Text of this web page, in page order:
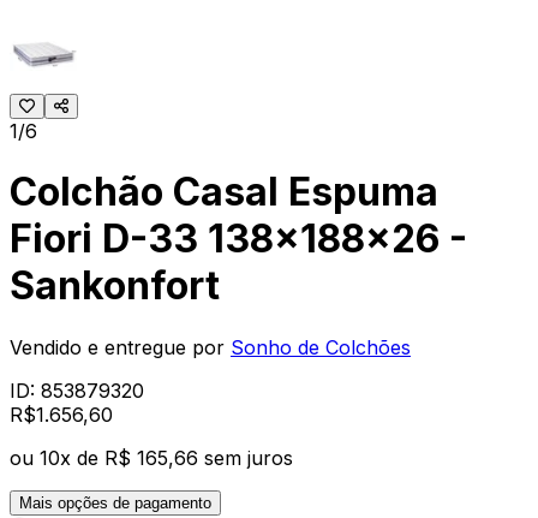
1/6
Colchão Casal Espuma
Fiori D-33 138x188x26 -
Sankonfort
Vendido e entregue por Sonho de Colchões
ID: 853879320
R$1.656,60
ou 10x de R$ 165,66 sem juros
Mais opções de pagamento